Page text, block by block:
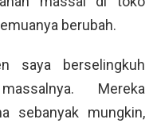
berubah.
saya berselingkuh
Mereka
sebanyak mungkin,